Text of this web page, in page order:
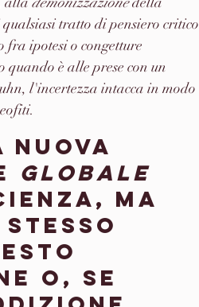
tratto di pensiero critico
ipotesi o congetture
è alle prese con un
l'incertezza intacca in modo
globale
ma
o, se